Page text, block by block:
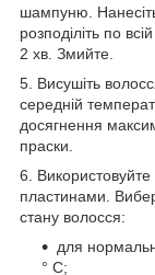
шампуню.
розподіліть по
2 хв. Змийте.
5. Висушіть
середній
досягнення
праски.
6.
пластинами.
стану волосся:
для
° С;